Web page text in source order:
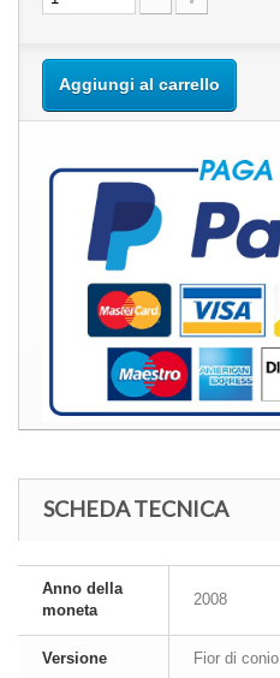
Aggiungi al carrello
SCHEDA TECNICA
Anno della
moneta
2008
Versione Fior di conio